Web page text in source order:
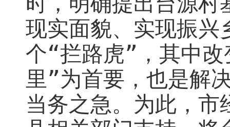
现实面貌、实现振兴
个“拦路虎”，其中
里”为首要，也是解
当务之急。 为此，市